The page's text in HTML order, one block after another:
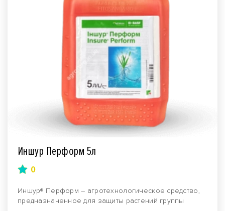
Иншур Перформ 5л
0
Иншур® Перформ – агротехнологическое средство,
предназначенное для защиты растений группы